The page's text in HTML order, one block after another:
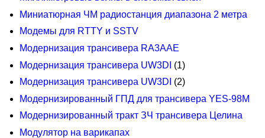
Миниатюрная ЧМ радиостанция диапазона 2 метра
Модемы для RTTY и SSTV
Модернизация трансивера RA3AAE
Модернизация трансивера UW3DI (1)
Модернизация трансивера UW3DI (2)
Модернизированный ГПД для трансивера YES-98M
Модернизированный тракт ЗЧ трансивера Целина
Модулятор на варикапах